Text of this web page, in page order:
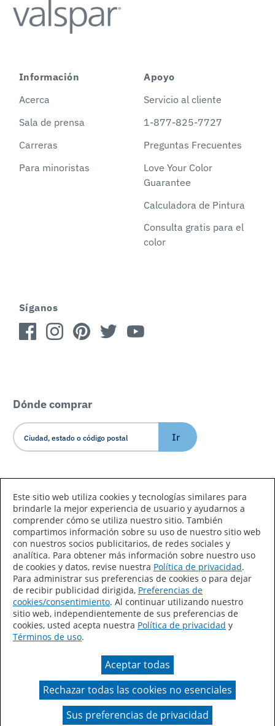
Información
Acerca
Sala de prensa
Carreras
Para minoristas
Apoyo
Servicio al cliente
1-877-825-7727
Preguntas Frecuentes
Love Your Color
Guarantee
Calculadora de Pintura
Consulta gratis para el
color
Síganos
Dónde comprar
Ir
Declaración de accesibilidad
Mapa del sitio
Términos de uso
Privacidad
Sus preferencias de privacidad
Ley de Cadenas de Suministro de California
Un color real puede variar en comparación con la
presentación en pantalla.
Este sitio web utiliza cookies y tecnologías similares para
brindarle la mejor experiencia de usuario y ayudarnos a
comprender cómo se utiliza nuestro sitio. También
compartimos información sobre su uso de nuestro sitio web
con nuestros socios publicitarios, de redes sociales y
analítica. Para obtener más información sobre nuestro uso
de cookies y datos, revise nuestra Política de privacidad.
Para administrar sus preferencias de cookies o para dejar
de recibir publicidad dirigida, Preferencias de
cookies/consentimiento. Al continuar utilizando nuestro
sitio web, independientemente de sus preferencias de
cookies, usted acepta nuestra Política de privacidad y
Términos de uso.
Aceptar todas
Rechazar todas las cookies no esenciales
Sus preferencias de privacidad